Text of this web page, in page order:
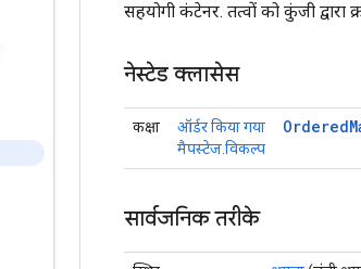
सहयोगी कंटेनर. तत्वों को कुंजी द्वारा
नेस्टेड क्लासेस
कक्षा
ऑर्डर किया गया
मैपस्टेज.विकल्प
Ordered
सार्वजनिक तरीके